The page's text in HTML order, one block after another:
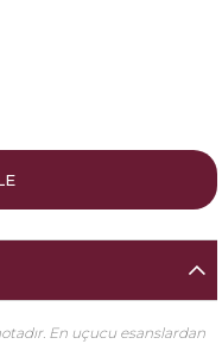
En uçucu esanslardan